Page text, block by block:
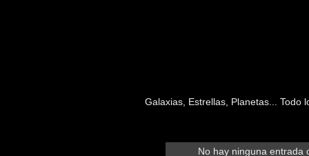
Galaxias, Estrellas, Planetas... Todo
No hay ninguna entrada